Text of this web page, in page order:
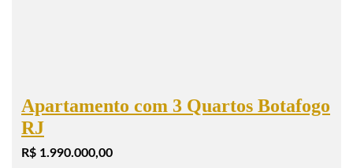
Apartamento com 3 Quartos Botafogo
RJ
R$ 1.990.000,00